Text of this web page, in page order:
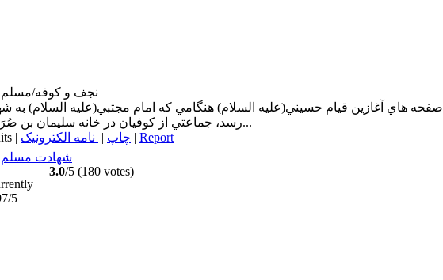
نجف و كوفه/مسلم
صفحه هاي آغازين قيام حسيني(عليه السلام) هنگامي كه امام مجتبي(عليه السلام) به
رسد، جماعتي از كوفيان در خانه سليمان بن صُرَد خُزاعي...
| چاپ | نامه الکترونیک | Report
شهادت مسلم
5
3.0/5 (180 votes)